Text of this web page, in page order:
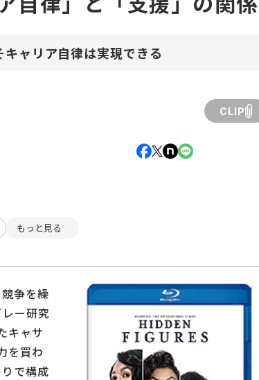
ャリア自律は実現できる
CLIP
もっと見る
争を繰
ー研究
キャサ
を買わ
で構成